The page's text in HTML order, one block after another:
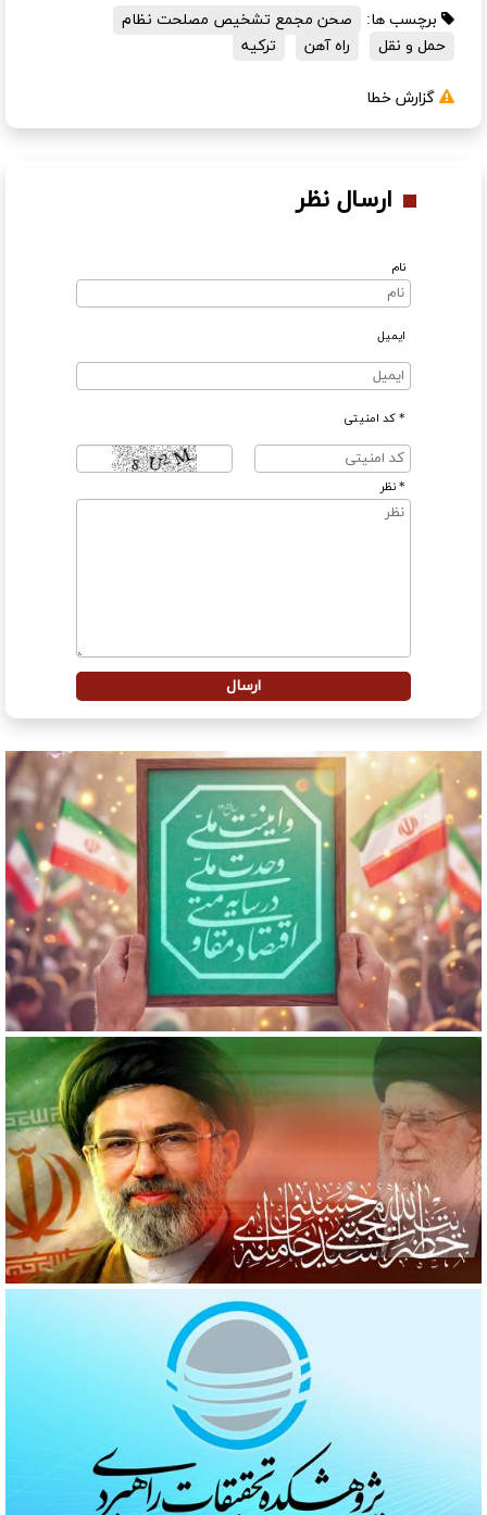
برچسب ها:
صحن مجمع تشخیص مصلحت نظام
حمل و نقل
راه آهن ترکیه
گزارش خطا
ارسال نظر
نام
ایمیل
* کد امنیتی
* نظر